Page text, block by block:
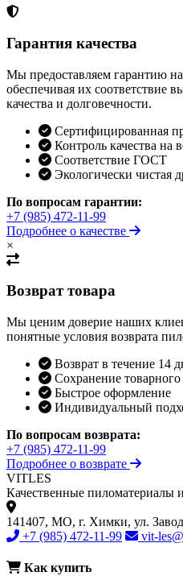
Гарантия качества
Мы предоставляем гарантию
обеспечивая их соответствие
качества и долговечности.
Сертифицированная
Контроль качества на
Соответствие ГОСТ
Экологически чистая
По вопросам гарантии:
+7 (985) 472-11-99
Подробнее о качестве
×
Возврат товара
Мы ценим доверие наших
понятные условия возврата
Возврат в течение 14
Сохранение товарного
Быстрое оформление
Индивидуальный
По вопросам возврата:
+7 (985) 472-11-99
Подробнее о возврате
VITLES
Качественные пиломатериалы
141407, МО, г. Химки, ул.
+7 (985) 472-11-99
vit-
Как купить